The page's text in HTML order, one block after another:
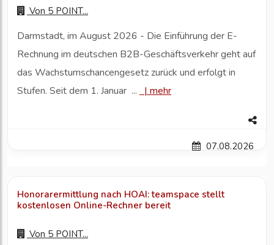
Von 5 POINT...
Darmstadt, im August 2026 - Die Einführung der E-
Rechnung im deutschen B2B-Geschäftsverkehr geht auf
das Wachstumschancengesetz zurück und erfolgt in
Stufen. Seit dem 1. Januar ...
| mehr
07.08.2026
Honorarermittlung nach HOAI: teamspace stellt
kostenlosen Online-Rechner bereit
Von 5 POINT...